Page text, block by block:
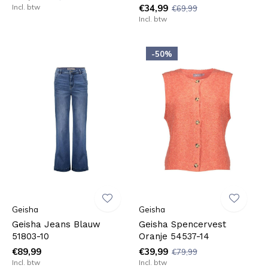
Incl. btw €34,99 €69,99
Incl. btw
Geisha
Geisha Jeans Blauw
51803-10
€89,99
Incl. btw
-50%
Geisha
Geisha Spencervest
Oranje 54537-14
€39,99 €79,99
Incl. btw